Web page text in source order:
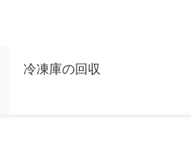
冷凍庫の回収